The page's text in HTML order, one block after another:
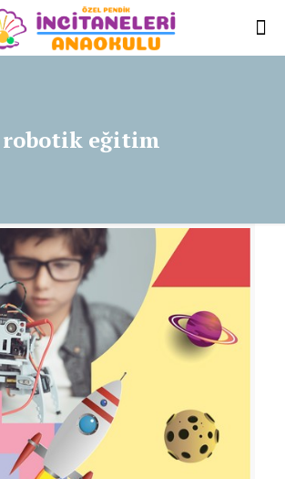
robotik eğitim